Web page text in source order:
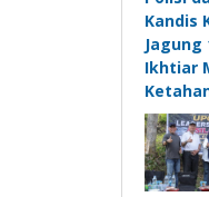
Kandis
Jagung
Ikhtiar